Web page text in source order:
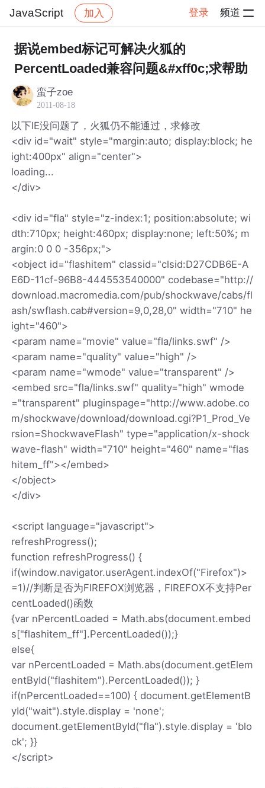
JavaScript 加入 登录 频道
社区 JavaScript 帖子详情
据说embed标记可解决火狐的
PercentLoaded兼容问题&#xff0c;求帮助
蛮子zoe
2011-08-18
以下IE没问题了，火狐仍不能通过，求修改
<div id="wait" style="margin:auto; display:block; he
ight:400px" align="center">
loading...
</div>
<div id="fla" style="z-index:1; position:absolute; wi
dth:710px; height:460px; display:none; left:50%; m
argin:0 0 0 -356px;">
<object id="flashitem" classid="clsid:D27CDB6E-A
E6D-11cf-96B8-444553540000" codebase="http://
download.macromedia.com/pub/shockwave/cabs/fl
ash/swflash.cab#version=9,0,28,0" width="710" he
ight="460">
<param name="movie" value="fla/links.swf" />
<param name="quality" value="high" />
<param name="wmode" value="transparent" />
<embed src="fla/links.swf" quality="high" wmode
="transparent" pluginspage="http://www.adobe.co
m/shockwave/download/download.cgi?P1_Prod_Ve
rsion=ShockwaveFlash" type="application/x-shock
wave-flash" width="710" height="460" name="flas
hitem_ff"></embed>
</object>
</div>
<script language="javascript">
refreshProgress();
function refreshProgress() {
if(window.navigator.userAgent.indexOf("Firefox")>
=1)//判断是否为FIREFOX浏览器，FIREFOX不支持Per
centLoaded()函数
{var nPercentLoaded = Math.abs(document.embed
s["flashitem_ff"].PercentLoaded());}
else{
var nPercentLoaded = Math.abs(document.getElem
entById("flashitem").PercentLoaded()); }
if(nPercentLoaded==100) { document.getElementB
yId("wait").style.display = 'none';
document.getElementById("fla").style.display = 'blo
ck'; }}
</script>